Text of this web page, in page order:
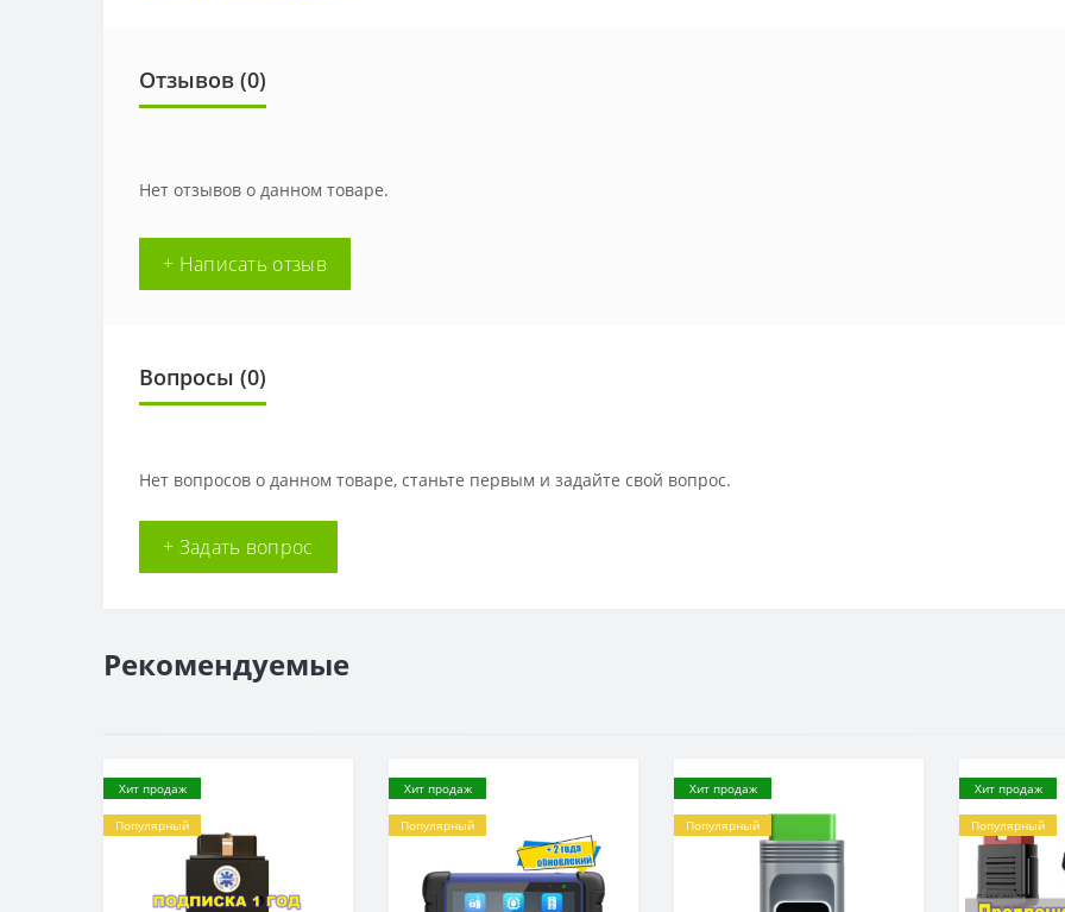
Отзывов (0)
Нет отзывов о данном товаре.
+ Написать отзыв
Вопросы (0)
Нет вопросов о данном товаре, станьте первым и задайте свой вопрос.
+ Задать вопрос
Рекомендуемые
Хит продаж
Популярный
Хит продаж
Популярный
Хит продаж
Популярный
Хит продаж
Популярный